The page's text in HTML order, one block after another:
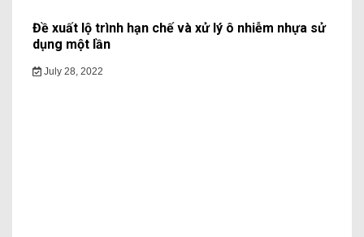
Đề xuất lộ trình hạn chế và xử lý ô nhiễm nhựa sử
dụng một lần
July 28, 2022